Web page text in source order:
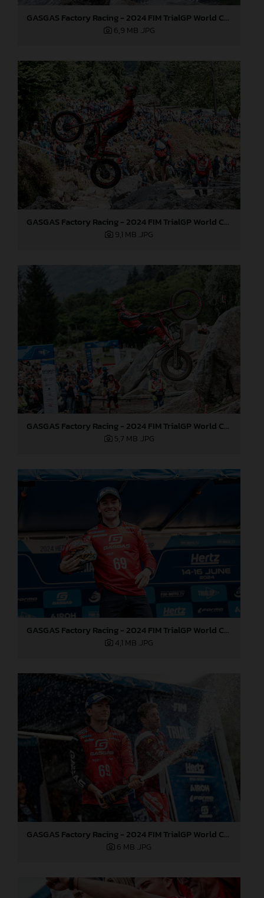
GASGAS Factory Racing - 2024 FIM TrialGP World Championship - Round 3, Italy
6,9 MB .JPG
GASGAS Factory Racing - 2024 FIM TrialGP World Championship - Round 3, Italy
9,1 MB .JPG
GASGAS Factory Racing - 2024 FIM TrialGP World Championship - Round 3, Italy
5,7 MB .JPG
GASGAS Factory Racing - 2024 FIM TrialGP World Championship - Round 3, Italy
4,1 MB .JPG
GASGAS Factory Racing - 2024 FIM TrialGP World Championship - Round 3, Italy
6 MB .JPG